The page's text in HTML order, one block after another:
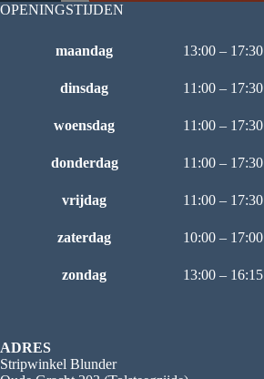
OPENINGSTIJDEN
maandag 13:00 – 17:30
dinsdag 11:00 – 17:30
woensdag 11:00 – 17:30
donderdag 11:00 – 17:30
vrijdag 11:00 – 17:30
zaterdag 10:00 – 17:00
zondag 13:00 – 16:15
ADRES
Stripwinkel Blunder